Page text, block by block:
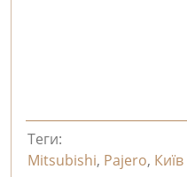
Теги:
Mitsubishi, Pajero, Київ